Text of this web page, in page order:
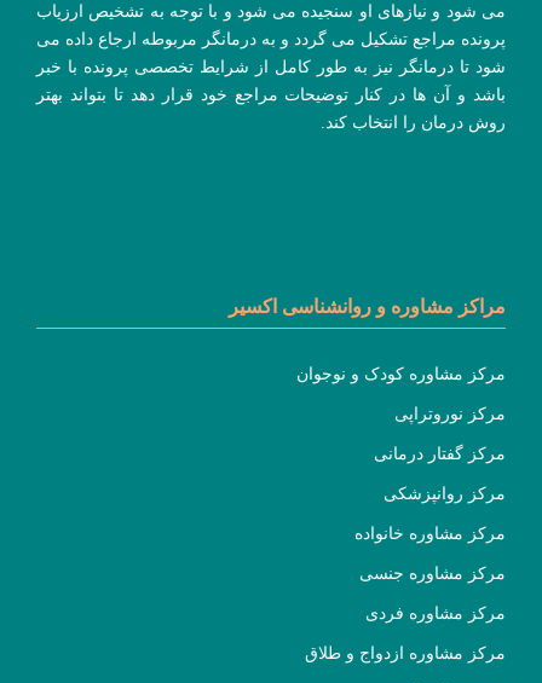
می شود و نیازهای او سنجیده می شود و با توجه به تشخیص ارزیاب
پرونده مراجع تشکیل می گردد و به درمانگر مربوطه ارجاع داده می
شود تا درمانگر نیز به طور کامل از شرایط تخصصی پرونده با خبر
باشد و آن ها در کنار توضیحات مراجع خود قرار دهد تا بتواند بهتر
روش درمان را انتخاب کند.
مراکز مشاوره و روانشناسی اکسیر
مرکز مشاوره کودک و نوجوان
مرکز نوروتراپی
مرکز گفتار درمانی
مرکز روانپزشکی
مرکز مشاوره خانواده
مرکز مشاوره جنسی
مرکز مشاوره فردی
مرکز مشاوره ازدواج و طلاق